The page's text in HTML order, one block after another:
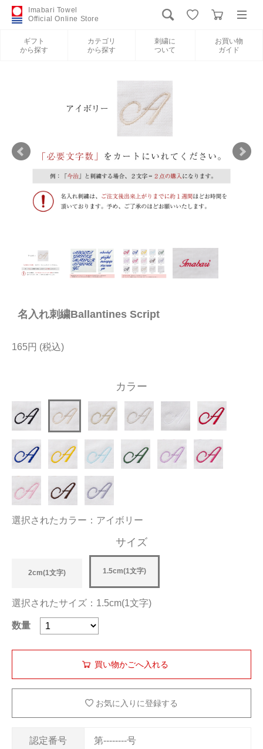
Imabari Towel
Official Online Store
ギフト
から探す
カテゴリ
から探す
刺繍に
ついて
お買い物
ガイド
新規会員登録
刺繍について
お買い物ガイド
当サイトについて
大量購入・法人向けの購入の方は
お問い合わせ
名入れ刺繍Ballantines Script
165円
認定番号 第--------号
カラー
選択されたカラー：アイボリー
サイズ
2cm(1文字) 1.5cm(1文字)
選択されたサイズ：1.5cm(1文字)
数量
お気に入りに登録する